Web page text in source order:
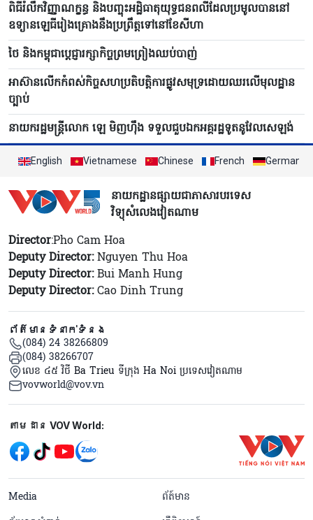
ពិធីរំលឹកវិញ្ញាណក្ខន្ធ និងបញ្ចុះអដ្ឋិធាតុយុទ្ធជនពលីដែលប្រមូលបាននៅ
ឧទ្យានឡេធីរៀងគ្រោងនឹងប្រព្រឹត្តទៅនៅខែសីហា
ថៃ និងកម្ពុជាប្តេជ្ញារក្សាកិច្ចព្រមព្រៀងឈប់បាញ់
អាស៊ានលើកកំពស់កិច្ចសហប្រតិបត្តិការផ្លូវសមុទ្រដោយឈរលើមុលដ្ឋាន
ច្បាប់
នាយករដ្ឋមន្ត្រីលោក ឡេ មិញហ៊ឹង ទទួលជួបឯកអគ្គរដ្ឋទូតនូវែលសេឡង់
English Vietnamese Chinese French German
នាយកដ្ឋានផ្សាយជាភាសារបរទេស
វិទ្យុសំលេងវៀតណាម
Director:Pho Cam Hoa
Deputy Director:Nguyen Thu Hoa
Deputy Director:Bui Manh Hung
Deputy Director:Cao Dinh Trung
ព័ត៌មានទំនាក់ទំនង
(084) 24 38266809
(084) 38266707
លេខ ៤៥ វិថី Ba Trieu ទីក្រុង Ha Noi ប្រទេសវៀតណាម
vovworld@vov.vn
Mạng xã hội
តាមដាន VOV World:
menu footer tiếng Khmer
Media
ព័ត៍មាន